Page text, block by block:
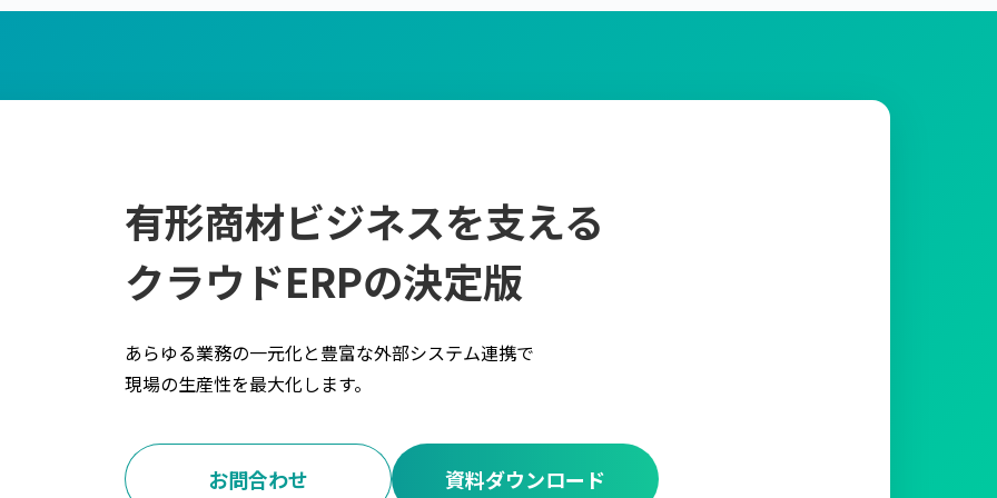
有形商材ビジネスを支える
クラウドERPの決定版
あらゆる業務の一元化と豊富な外部システム連携で
現場の生産性を最大化します。
資料ダウンロード
お問合わせ